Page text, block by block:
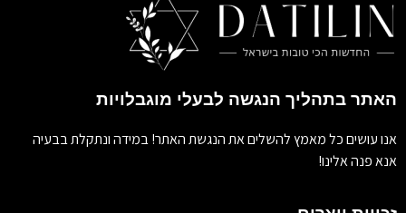
האתר בתהליך הנגשה לבעלי מוגבלויות
אנו עושים כל מאמץ להשלים את הנגשת האתר! במידה ונתקלת בבעיה
אנא פנה אלינו!